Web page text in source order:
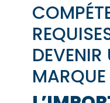
DEVENIR
MARQUE